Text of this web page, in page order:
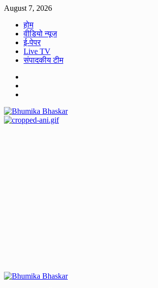
Skip
content
August 7, 2026
होम
वीडियो न्यूज
ई-पेपर
Live TV
संपादकीय टीम
Primary